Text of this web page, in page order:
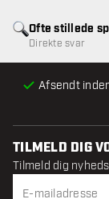
Afsendt
Ofte stillede
Direkte svar
TILMELD DIG
Tilmeld dig